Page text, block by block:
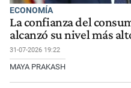
ECONOMÍA
La confianza del
alcanzó su nivel más
31-07-2026 19:22
MAYA PRAKASH